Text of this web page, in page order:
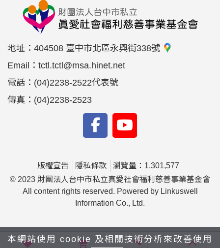
地址： 404508 臺中市北區永興街338號
Email： tctl.tctl@msa.hinet.net
電話： (04)2238-2522代表號
傳真： (04)2238-2523
版權宣告 隱私條款
瀏覽量：1,301,577
© 2023 財團法人台中市私立真愛社會福利慈善事業基金會
All content rights reserved. Powered by Linkuswell
Information Co., Ltd.
本網站使用 cookie 及相關技術分析來改善使用